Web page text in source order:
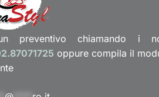
preventivo chiamando i
oppure compila il